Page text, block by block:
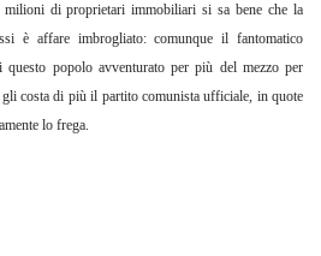
di proprietari immobiliari si sa bene che la
è affare imbrogliato: comunque il fantomatico
popolo avventurato per più del mezzo per
costa di più il partito comunista ufficiale, in quote
lo frega.